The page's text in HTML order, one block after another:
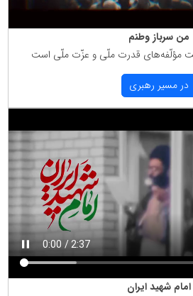
من سرباز وطنم
مؤلّفه‌های قدرت ملّی و عزّت ملّی است
در مسیر رهبری
امام شهید ایران